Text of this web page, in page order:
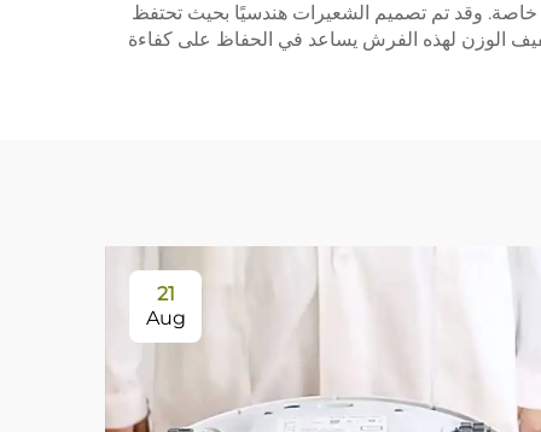
خاصة. وقد تم تصميم الشعيرات هندسيًا بحيث تحتفظ
الوزن لهذه الفرش يساعد في الحفاظ على كفاءة
21
Aug